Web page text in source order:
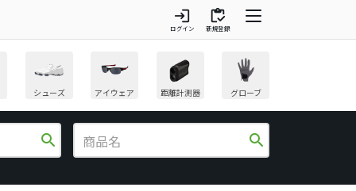
login
ログイン
inventory
新規登録
シューズ アイウェア 距離計測器 グローブ
search search